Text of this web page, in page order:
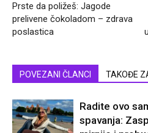
Prste da poližeš: Jagode
prelivene čokoladom – zdrava
poslastica
POVEZANI ČLANCI TAKOĐE
Radite ovo
spavanja: